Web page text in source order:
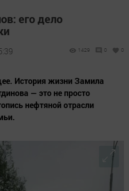
его дело
1429 0 0
История жизни Замила
— это не просто
нефтяной отрасли